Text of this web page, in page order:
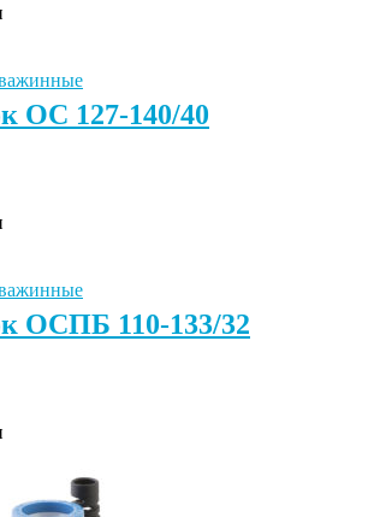
ОС 127-140/40
ОСПБ 110-133/32